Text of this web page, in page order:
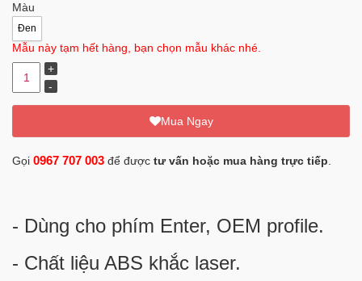
Màu
Đen
Mẫu này tạm hết hàng, bạn chọn mẫu khác nhé.
Mua Ngay
Gọi 0967 707 003 để được tư vấn hoặc mua hàng trực tiếp
- Dùng cho phím Enter, OEM profile.
- Chất liệu ABS khắc laser.